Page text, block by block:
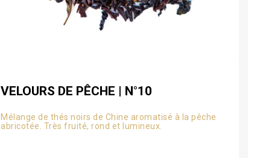
VELOURS DE PÊCHE | N°10
Mélange de thés noirs de Chine aromatisé à la pêche
abricotée. Très fruité, rond et lumineux.